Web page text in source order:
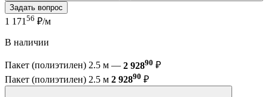
Задать вопрос
1 171 56 ₽/м
В наличии
Пакет (полиэтилен) 2.5 м — 2 92890 ₽
Пакет (полиэтилен) 2.5 м 2 92890 ₽